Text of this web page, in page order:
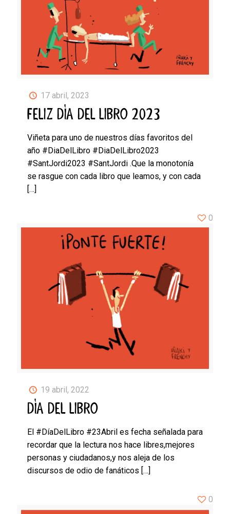
17 abril, 2023
FELIZ DÍA DEL LIBRO 2023
Viñeta para uno de nuestros días favoritos del
año #DiaDelLibro #DiaDelLibro2023
#SantJordi2023 #SantJordi .Que la monotonía
se rasgue con cada libro que leamos, y con cada
[…]
19 abril, 2022
DÍA DEL LIBRO
El #DíaDelLibro #23Abril es fecha señalada para
recordar que la lectura nos hace libres,mejores
personas y ciudadanos,y nos aleja de los
discursos de odio de fanáticos […]
0
0